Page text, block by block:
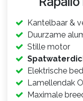
Kantelbaar &
Duurzame
Stille motor
Elektrische
Lamellendak
Maximale